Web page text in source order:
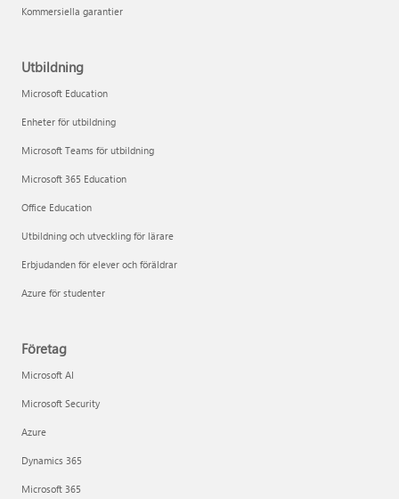
Kommersiella garantier
Utbildning
Microsoft Education
Enheter för utbildning
Microsoft Teams för utbildning
Microsoft 365 Education
Office Education
Utbildning och utveckling för lärare
Erbjudanden för elever och föräldrar
Azure för studenter
Företag
Microsoft AI
Microsoft Security
Azure
Dynamics 365
Microsoft 365